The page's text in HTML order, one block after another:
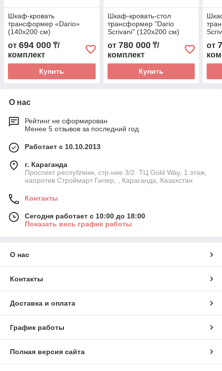
Шкаф-кровать
трансформер «Dario»
(140х200 см)
от 694 000 ₸/
комплект
Купить
Шкаф-кровать-стол
трансформер "Dario
Scrivani" (120х200 см)
от 780 000₸/
комплект
Купить
от
О нас
Рейтинг не сформирован
Менее 5 отзывов за последний год
Работает с 10.10.2013
г. Караганда
Проспект республики, стр-ние 3/2. ТЦ Gold Way, 1 этаж,
напротив Строймарт Гипер, , Караганда, Казахстан
Контакты
Сегодня работает с 10:00 до 18:00
Показать весь график работы
О нас
Контакты
Доставка и оплата
График работы
Полная версия сайта